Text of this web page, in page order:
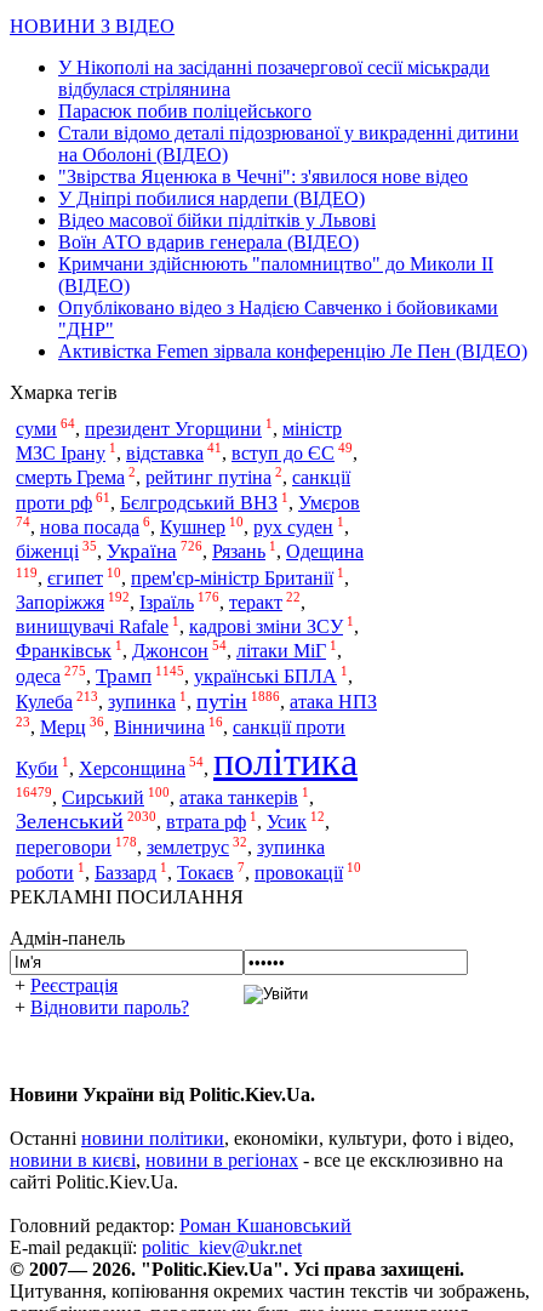
НОВИНИ З ВІДЕО
У Нікополі на засіданні позачергової сесії міськради
відбулася стрілянина
Парасюк побив поліцейського
Стали відомо деталі підозрюваної у викраденні дитини
на Оболоні (ВІДЕО)
"Звірства Яценюка в Чечні": з'явилося нове відео
У Дніпрі побилися нардепи (ВІДЕО)
Відео масової бійки підлітків у Львові
Воїн АТО вдарив генерала (ВІДЕО)
Кримчани здійснюють "паломництво" до Миколи ІІ
(ВІДЕО)
Опубліковано відео з Надією Савченко і бойовиками
"ДНР"
Активістка Femen зірвала конференцію Ле Пен (ВІДЕО)
Хмарка тегів
суми 64, президент Угорщини 1 , міністр
МЗС Ірану 1 , відставка 41 , вступ до ЄС 49,
смерть Грема 2, рейтинг путіна 2, санкції
проти рф 61 , Бєлгродський ВНЗ 1 , Умєров
74, нова посада 6, Кушнер 10, рух суден 1 ,
біженці 35, Україна 726, Рязань 1 , Одещина
119, єгипет 10, прем'єр-міністр Британії 1 ,
Запоріжжя 192, Ізраїль 176, теракт 22,
винищувачі Rafale 1 , кадрові зміни ЗСУ 1 ,
Франківськ 1, Джонсон 54, літаки МіГ 1,
одеса 275, Трамп 1145, українські БПЛА 1 ,
Кулеба 213, зупинка 1 , путін 1886, атака НПЗ
23, Мерц 36, Вінничина 16, санкції проти
Куби 1, Херсонщина 54, політика
16479, Сирський 100, атака танкерів 1 ,
Зеленський 2030, втрата рф 1 , Усик 12,
переговори 178, землетрус 32, зупинка
роботи 1 , Баззард 1 , Токаєв 7, провокації 10
РЕКЛАМНІ ПОСИЛАННЯ
Адмін-панель
+ Реєстрація
+ Відновити пароль?
Новини України від Politic.Kiev.Ua.
Останні новини політики, економіки, культури, фото і відео,
новини в києві, новини в регіонах - все це ексклюзивно на
сайті Politic.Kiev.Ua.
Головний редактор: Роман Кшановський
E-mail редакції: politic_kiev@ukr.net
© 2007— 2026. "Politic.Kiev.Ua". Усі права захищені.
Цитування, копіювання окремих частин текстів чи зображень,